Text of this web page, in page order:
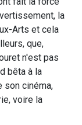
la
Arts et cela
que,
n'est pas
bêta à la
son cinéma,
voire la